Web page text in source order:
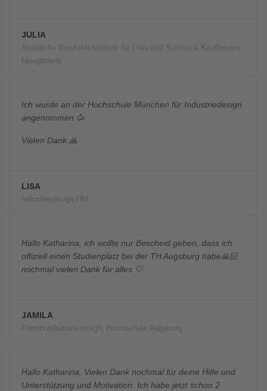
JULIA
Staatliche Berufsfachschule für Glas und Schmuck Kaufbeuren-
Neugablonz
Ich wurde an der Hochschule München für Industriedesign
angenommen 🥳
Vielen Dank 🙏
LISA
Industriedesign,HM
Hallo Katharina, ich wollte nur Bescheid geben, dass ich
offiziell einen Studienplatz bei der TH Augsburg habe🙏🏻
nochmal vielen Dank für alles 🤍
JAMILA
Kommunikationsdesign, Hochschule Augsburg
Hallo Katharina, Vielen Dank nochmal für deine Hilfe und
Unterstützung und Motivation. Ich habe jetzt schon 2